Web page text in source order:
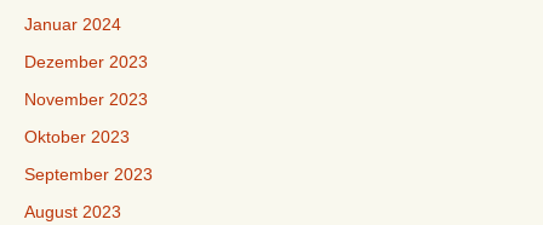
Januar 2024
Dezember 2023
November 2023
Oktober 2023
September 2023
August 2023